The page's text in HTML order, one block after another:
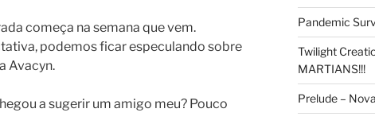
começa na semana que vem.
podemos ficar especulando sobre
Avacyn.
a sugerir um amigo meu? Pouco
Pandemic
Twilight
MARTIANS!!!
Prelude –